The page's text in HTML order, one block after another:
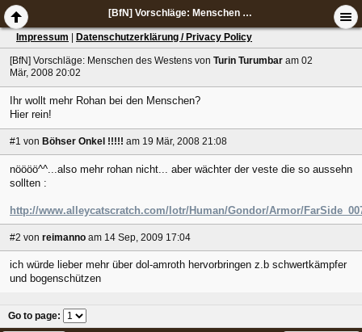
[BfN] Vorschläge: Menschen des Westens
Impressum Datenschutzerklärung / Privacy Policy
[BfN] Vorschläge: Menschen des Westens von Turin Turumbar am 02
Mär, 2008 20:02
Ihr wollt mehr Rohan bei den Menschen?
Hier rein!
#1 von Böhser Onkel !!!!! am 19 Mär, 2008 21:08
nöööö^^...also mehr rohan nicht... aber wächter der veste die so aussehn
sollten :
http://www.alleycatscratch.com/lotr/Human/Gondor/Armor/
#2 von reimanno am 14 Sep, 2009 17:04
ich würde lieber mehr über dol-amroth hervorbringen z.b schwertkämpfer
und bogenschützen
Go to page: